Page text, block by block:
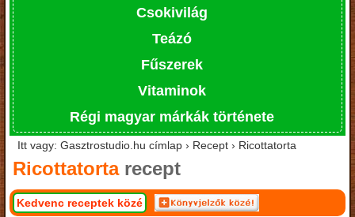
Csokivilág
Teázó
Fűszerek
Vitaminok
Régi magyar márkák története
Itt vagy: Gasztrostudio.hu címlap › Recept › Ricottatorta
Ricottatortarecept
Kedvenc receptek közé